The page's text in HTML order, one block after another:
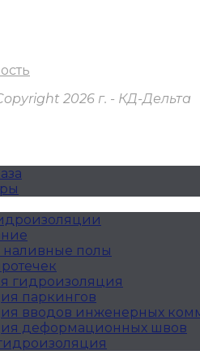
2026 г. - КД-Дельта
полы
гидроизоляция
паркингов
вводов инженерных
деформационных швов